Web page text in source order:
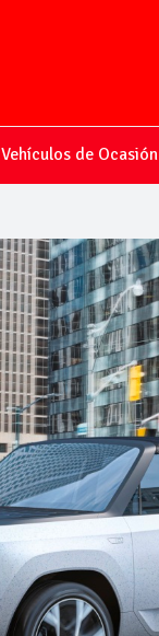
Vehículos de Ocasión